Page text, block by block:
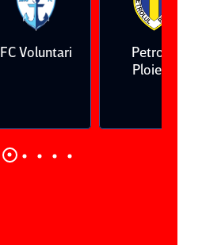
FC Voluntari
Petrolul
Ploieşti